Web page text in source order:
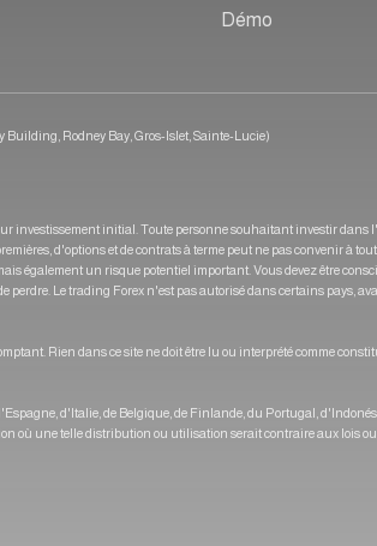
Démo
Building, Rodney Bay, Gros-Islet, Sainte-Lucie)
investissement initial. Toute personne souhaitant investir dans
d'options et de contrats à terme peut ne pas convenir à
également un risque potentiel important. Vous devez être
perdre. Le trading Forex n'est pas autorisé dans certains pays,
Rien dans ce site ne doit être lu ou interprété comme
d'Italie, de Belgique, de Finlande, du Portugal,
où une telle distribution ou utilisation serait contraire aux lois ou